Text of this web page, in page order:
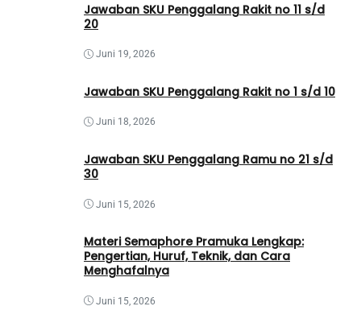
Jawaban SKU Penggalang Rakit no 11 s/d
20
Juni 19, 2026
Jawaban SKU Penggalang Rakit no 1 s/d 10
Juni 18, 2026
Jawaban SKU Penggalang Ramu no 21 s/d
30
Juni 15, 2026
Materi Semaphore Pramuka Lengkap:
Pengertian, Huruf, Teknik, dan Cara
Menghafalnya
Juni 15, 2026